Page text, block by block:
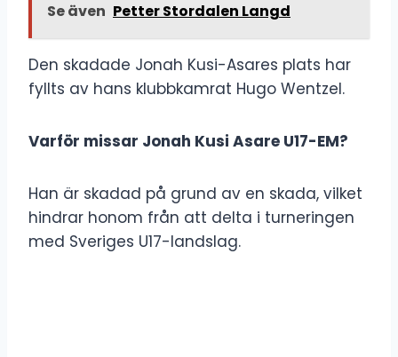
Se även Petter Stordalen Langd
Den skadade Jonah Kusi-Asares plats har
fyllts av hans klubbkamrat Hugo Wentzel.
Varför missar Jonah Kusi Asare U17-EM?
Han är skadad på grund av en skada, vilket
hindrar honom från att delta i turneringen
med Sveriges U17-landslag.